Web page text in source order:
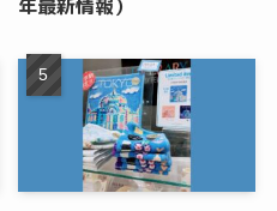
年最新情報）